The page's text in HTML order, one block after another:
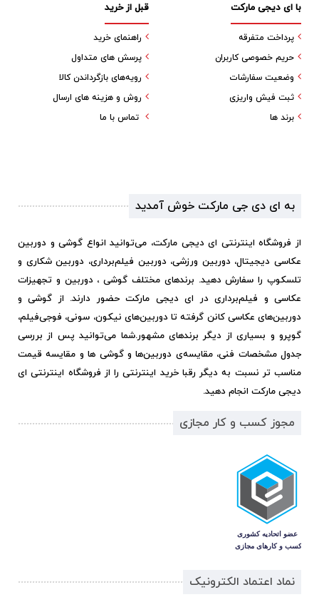
قبل از خرید
راهنمای خرید
پرسش های متداول
رویه‌های بازگرداندن کالا
روش و هزینه های ارسال
تماس با ما
با ای دیجی مارکت
پرداخت متفرقه
حریم خصوصی کاربران
وضعیت سفارشات
ثبت فیش واریزی
برند ها
به ای دی جی مارکت خوش آمدید
از فروشگاه اینترنتی ای دیجی مارکت، می‌توانید انواع گوشی و دوربین
عکاسی دیجیتال، دوربین ورزشی، دوربین فیلم‌برداری، دوربین شکاری و
تلسکوپ را سفارش دهید. برندهای مختلف گوشی ، دوربین و تجهیزات
عکاسی و فیلم‌برداری در ای دیجی مارکت حضور دارند. از گوشی و
دوربین‌های عکاسی کانن گرفته تا دوربین‌های نیکون، سونی، فوجی‌فیلم،
گوپرو و بسیاری از دیگر برندهای مشهور.شما می‌توانید پس از بررسی
جدول مشخصات فنی، مقایسه‌ی دوربین‌ها و گوشی ها و مقایسه قیمت
مناسب تر نسبت به دیگر رقبا خرید اینترنتی را از فروشگاه اینترنتی ای
دیجی مارکت انجام دهید.
مجوز کسب و کار مجازی
نماد اعتماد الکترونیک